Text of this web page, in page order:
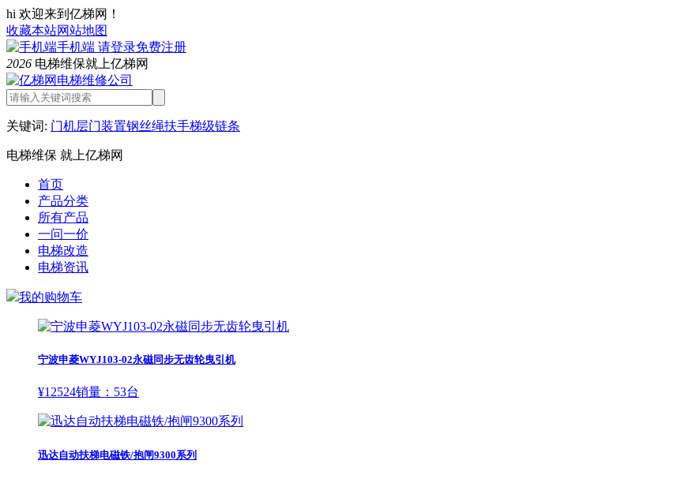
hi 欢迎来到亿梯网！
收藏本站网站地图
手机端 请登录免费注册
2026 电梯维保就上亿梯网
关键词: 门机层门装置钢丝绳扶手梯级链条
电梯维保 就上亿梯网
首页
产品分类
所有产品
一问一价
电梯改造
电梯资讯
我的购物车
宁波申菱WYJ103-02永磁同步无齿轮曳引机
¥12524销量： 53台
迅达自动扶梯电磁铁/抱闸9300系列